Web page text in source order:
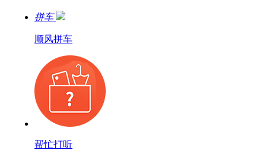
拼车
顺风拼车
帮忙打听